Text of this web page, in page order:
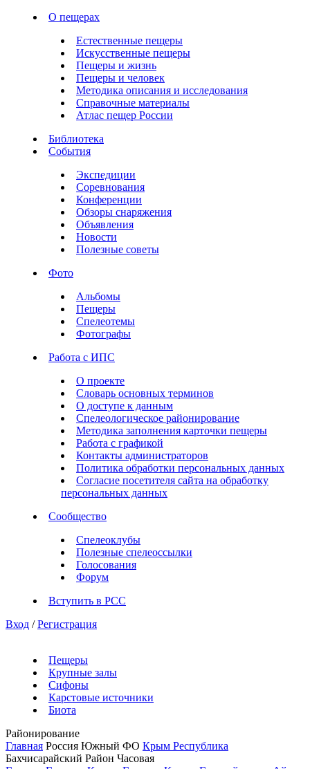
О пещерах
Естественные пещеры
Искусственные пещеры
Пещеры и жизнь
Пещеры и человек
Методика описания и исследования
Справочные материалы
Атлас пещер России
Библиотека
События
Экспедиции
Соревнования
Конференции
Обзоры снаряжения
Объявления
Новости
Полезные советы
Фото
Альбомы
Пещеры
Спелеотемы
Фотографы
Работа с ИПС
О проекте
Словарь основных терминов
О доступе к данным
Спелеологическое районирование
Методика заполнения карточки пещеры
Работа с графикой
Контакты администраторов
Политика обработки персональных данных
Согласие посетителя сайта на обработку
персональных данных
Сообщество
Спелеоклубы
Полезные спелеоссылки
Голосования
Форум
Вступить в РСС
Вход / Регистрация
Пещеры
Крупные залы
Сифоны
Карстовые источники
Биота
Районирование
Главная Россия Южный ФО Крым Республика
Бахчисарайский Район Часовая